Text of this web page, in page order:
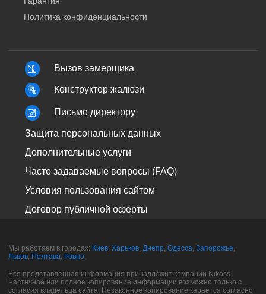
Политика конфиденциальности
Вызов замерщика
Конструктор жалюзи
Письмо директору
Защита персональных данных
Дополнительные услуги
Часто задаваемые вопросы (FAQ)
Условия пользования сайтом
Договор публичной оферты
Мы работаем в городах: Киев,Харьков,Днепр,Одесса,Запорожье,
Львов, Полтава, Ровно,
Вся представленная информация принадлежит компании Nikoss.
Частичное или полное копирование информации возможно только с
согласия владельца сайта. Незаконное копирование карается согласно